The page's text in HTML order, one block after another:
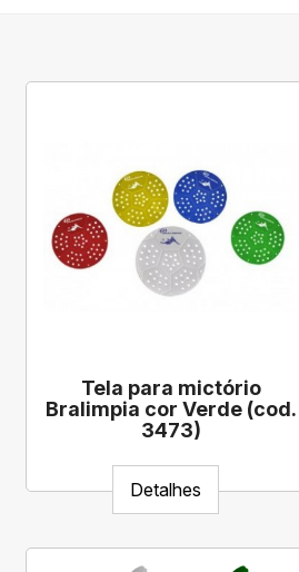
Tela para mictório
Bralimpia cor Verde (cod.
3473)
Detalhes